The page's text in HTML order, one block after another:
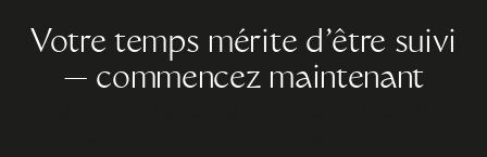
Votre temps mérite d'être suivi
— commencez maintenant